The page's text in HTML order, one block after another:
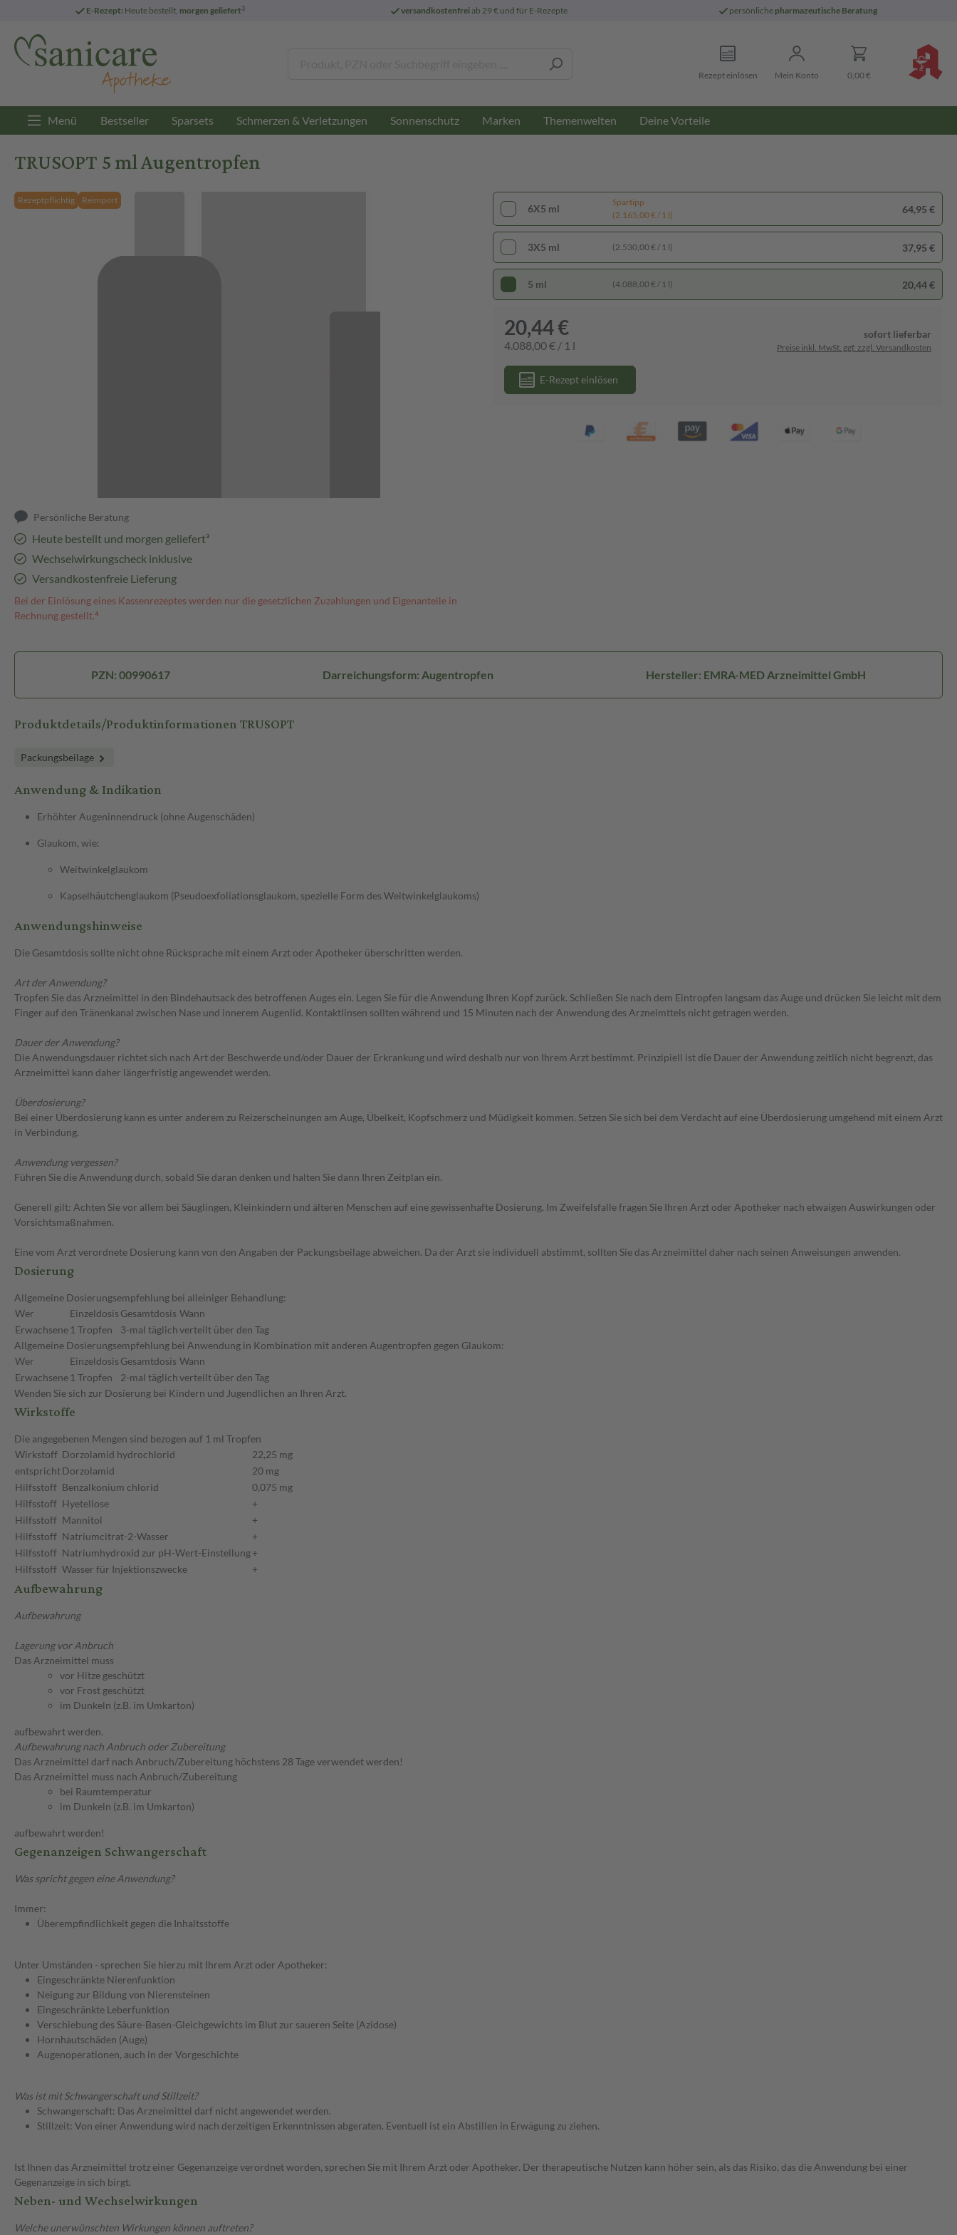
E-Rezept: Heute bestellt, morgen geliefert3 versandkostenfreiab 29 € und für E-Rezepte persönliche pharmazeutische Beratung
Rezept einlösen Mein Konto 0,00 €
Menü Bestseller Sparsets Schmerzen & Verletzungen Sonnenschutz Marken Themenwelten Deine Vorteile
TRUSOPT 5 ml Augentropfen
Rezeptpflichtig Reimport
Persönliche Beratung
Heute bestellt und morgen geliefert³
Wechselwirkungscheck inklusive
Versandkostenfreie Lieferung
Bei der Einlösung eines Kassenrezeptes werden nur die gesetzlichen Zuzahlungen und Eigenanteile in
Rechnung gestellt.⁴
6X5 ml
Spartipp
(2.165,00 € / 1 l)
64,95 €
3X5 ml (2.530,00 € / 1 l) 37,95 €
5 ml (4.088,00 € / 1 l) 20,44 €
20,44 €
4.088,00 € / 1 l
sofort lieferbar
Preise inkl. MwSt. ggf. zzgl. Versandkosten
E-Rezept einlösen
PZN: 00990617 Darreichungsform: Augentropfen Hersteller: EMRA-MED Arzneimittel GmbH
Produktdetails/Produktinformationen TRUSOPT
Packungsbeilage
Anwendung & Indikation
Erhöhter Augeninnendruck (ohne Augenschäden)
Glaukom, wie:
Weitwinkelglaukom
Kapselhäutchenglaukom (Pseudoexfoliationsglaukom, spezielle Form des Weitwinkelglaukoms)
Anwendungshinweise
Die Gesamtdosis sollte nicht ohne Rücksprache mit einem Arzt oder Apotheker überschritten werden.
Art der Anwendung?
Tropfen Sie das Arzneimittel in den Bindehautsack des betroffenen Auges ein. Legen Sie für die Anwendung Ihren Kopf zurück. Schließen Sie nach dem Eintropfen langsam das Auge und drücken Sie leicht mit dem
Finger auf den Tränenkanal zwischen Nase und innerem Augenlid. Kontaktlinsen sollten während und 15 Minuten nach der Anwendung des Arzneimttels nicht getragen werden.
Dauer der Anwendung?
Die Anwendungsdauer richtet sich nach Art der Beschwerde und/oder Dauer der Erkrankung und wird deshalb nur von Ihrem Arzt bestimmt. Prinzipiell ist die Dauer der Anwendung zeitlich nicht begrenzt, das
Arzneimittel kann daher längerfristig angewendet werden.
Überdosierung?
Bei einer Überdosierung kann es unter anderem zu Reizerscheinungen am Auge, Übelkeit, Kopfschmerz und Müdigkeit kommen. Setzen Sie sich bei dem Verdacht auf eine Überdosierung umgehend mit einem Arzt
in Verbindung.
Anwendung vergessen?
Führen Sie die Anwendung durch, sobald Sie daran denken und halten Sie dann Ihren Zeitplan ein.
Generell gilt: Achten Sie vor allem bei Säuglingen, Kleinkindern und älteren Menschen auf eine gewissenhafte Dosierung. Im Zweifelsfalle fragen Sie Ihren Arzt oder Apotheker nach etwaigen Auswirkungen oder
Vorsichtsmaßnahmen.
Eine vom Arzt verordnete Dosierung kann von den Angaben der Packungsbeilage abweichen. Da der Arzt sie individuell abstimmt, sollten Sie das Arzneimittel daher nach seinen Anweisungen anwenden.
Dosierung
Allgemeine Dosierungsempfehlung bei alleiniger Behandlung:
Wer
Einzeldosis Gesamtdosis Wann
Erwachsene 1 Tropfen 3-mal täglichverteilt über den Tag
Allgemeine Dosierungsempfehlung bei Anwendung in Kombination mit anderen Augentropfen gegen Glaukom:
Wer
Einzeldosis Gesamtdosis Wann
Erwachsene 1 Tropfen 2-mal täglichverteilt über den Tag
Wenden Sie sich zur Dosierung bei Kindern und Jugendlichen an Ihren Arzt.
Wirkstoffe
Die angegebenen Mengen sind bezogen auf 1 ml Tropfen
Wirkstoff Dorzolamid hydrochlorid
22,25 mg
entsprichtDorzolamid
20 mg
Hilfsstoff Benzalkonium chlorid
0,075 mg
Hilfsstoff Hyetellose
+
Hilfsstoff Mannitol
+
Hilfsstoff Natriumcitrat-2-Wasser
+
Hilfsstoff Natriumhydroxid zur pH-Wert-Einstellung+
Hilfsstoff Wasser für Injektionszwecke +
Aufbewahrung
Aufbewahrung
Lagerung vor Anbruch
Das Arzneimittel muss
vor Hitze geschützt
vor Frost geschützt
im Dunkeln (z.B. im Umkarton)
aufbewahrt werden.
Aufbewahrung nach Anbruch oder Zubereitung
Das Arzneimittel darf nach Anbruch/Zubereitung höchstens 28 Tage verwendet werden!
Das Arzneimittel muss nach Anbruch/Zubereitung
bei Raumtemperatur
im Dunkeln (z.B. im Umkarton)
aufbewahrt werden!
Gegenanzeigen Schwangerschaft
Was spricht gegen eine Anwendung?
Immer:
Überempfindlichkeit gegen die Inhaltsstoffe
Unter Umständen - sprechen Sie hierzu mit Ihrem Arzt oder Apotheker:
Eingeschränkte Nierenfunktion
Neigung zur Bildung von Nierensteinen
Eingeschränkte Leberfunktion
Verschiebung des Säure-Basen-Gleichgewichts im Blut zur saueren Seite (Azidose)
Hornhautschäden (Auge)
Augenoperationen, auch in der Vorgeschichte
Was ist mit Schwangerschaft und Stillzeit?
Schwangerschaft: Das Arzneimittel darf nicht angewendet werden.
Stillzeit: Von einer Anwendung wird nach derzeitigen Erkenntnissen abgeraten. Eventuell ist ein Abstillen in Erwägung zu ziehen.
Ist Ihnen das Arzneimittel trotz einer Gegenanzeige verordnet worden, sprechen Sie mit Ihrem Arzt oder Apotheker. Der therapeutische Nutzen kann höher sein, als das Risiko, das die Anwendung bei einer
Gegenanzeige in sich birgt.
Neben- und Wechselwirkungen
Welche unerwünschten Wirkungen können auftreten?